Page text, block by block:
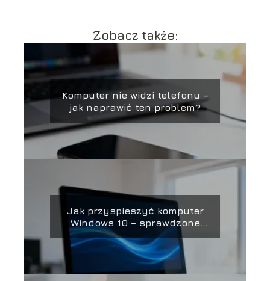
Zobacz także:
Komputer nie widzi telefonu –
jak naprawić ten problem?
Jak przyspieszyć komputer
Windows 10 – sprawdzone
sposoby